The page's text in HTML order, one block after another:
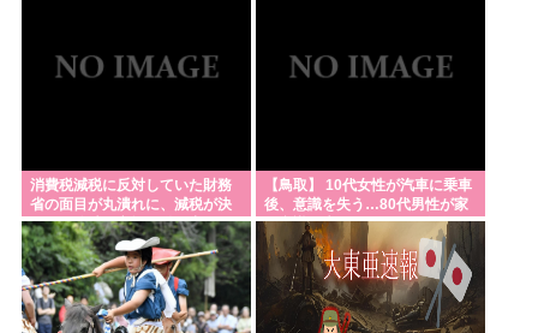
消費税減税に反対していた財務
省の面目が丸潰れに、減税が決
まった途端に市場が動き出した
が……
【鳥取】 10代女性が汽車に乗車
後、意識を失う…80代男性が家
で意識を失っているのを友人に
発見され重症…40代男性が屋外
の仕事場で作業中に頭痛・嘔
気…熱中症疑いの救急搬送相次